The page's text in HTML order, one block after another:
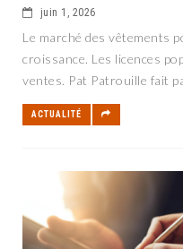
juin 1, 2026
Le marché des vêtements
croissance. Les licences
ventes. Pat Patrouille fait
ACTUALITÉ